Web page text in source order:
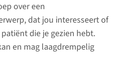
over een
dat jou interesseert of
die je gezien hebt.
en mag laagdrempelig